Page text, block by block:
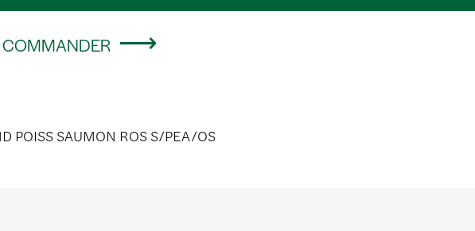
COMMANDER
POISS SAUMON ROS S/PEA/OS